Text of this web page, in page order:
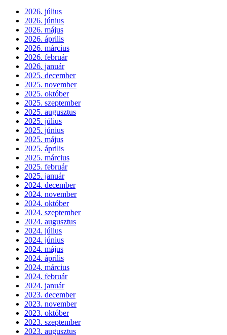
2026. július
2026. június
2026. május
2026. április
2026. március
2026. február
2026. január
2025. december
2025. november
2025. október
2025. szeptember
2025. augusztus
2025. július
2025. június
2025. május
2025. április
2025. március
2025. február
2025. január
2024. december
2024. november
2024. október
2024. szeptember
2024. augusztus
2024. július
2024. június
2024. május
2024. április
2024. március
2024. február
2024. január
2023. december
2023. november
2023. október
2023. szeptember
2023. augusztus